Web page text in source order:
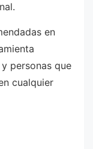
en
personas que
cualquier